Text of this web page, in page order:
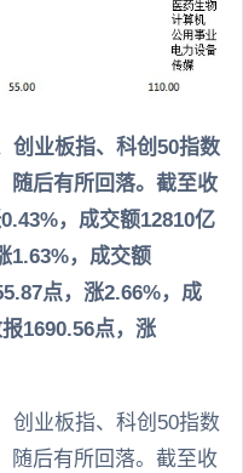
创业板指、科创50指数
随后有所回落。截至收
，成交额12810亿
1.63%，成交额
点，涨2.66%，成
1690.56点，涨
创业板指、科创50指数
随后有所回落。截至收